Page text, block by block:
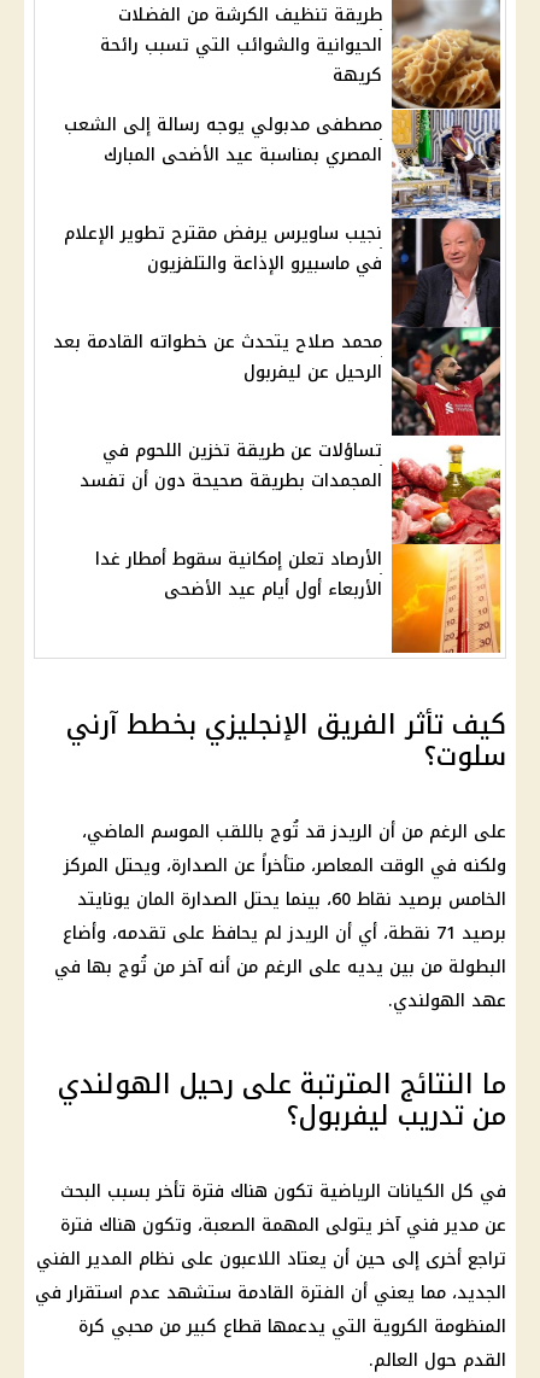
طريقة تنظيف الكرشة من الفضلات
الحيوانية والشوائب التي تسبب رائحة
كريهة
مصطفى مدبولي يوجه رسالة إلى الشعب
المصري بمناسبة عيد الأضحى المبارك
نجيب ساويرس يرفض مقترح تطوير الإعلام
في ماسبيرو الإذاعة والتلفزيون
محمد صلاح يتحدث عن خطواته القادمة بعد
الرحيل عن ليفربول
تساؤلات عن طريقة تخزين اللحوم في
المجمدات بطريقة صحيحة دون أن تفسد
الأرصاد تعلن إمكانية سقوط أمطار غدا
الأربعاء أول أيام عيد الأضحى
كيف تأثر الفريق الإنجليزي بخطط آرني
سلوت؟
على الرغم من أن الريدز قد تُوج باللقب الموسم الماضي،
ولكنه في الوقت المعاصر، متأخراً عن الصدارة، ويحتل المركز
الخامس برصيد نقاط 60، بينما يحتل الصدارة المان يونايتد
برصيد 71 نقطة، أي أن الريدز لم يحافظ على تقدمه، وأضاع
البطولة من بين يديه على الرغم من أنه آخر من تُوج بها في
عهد الهولندي.
ما النتائج المترتبة على رحيل الهولندي
من تدريب ليفربول؟
في كل الكيانات الرياضية تكون هناك فترة تأخر بسبب البحث
عن مدير فني آخر يتولى المهمة الصعبة، وتكون هناك فترة
تراجع أخرى إلى حين أن يعتاد اللاعبون على نظام المدير الفني
الجديد، مما يعني أن الفترة القادمة ستشهد عدم استقرار في
المنظومة الكروية التي يدعمها قطاع كبير من محبي كرة
القدم حول العالم.